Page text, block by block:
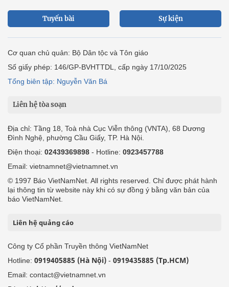
Tuyến bài Sự kiện
Cơ quan chủ quản: Bộ Dân tộc và Tôn giáo
Số giấy phép: 146/GP-BVHTTDL, cấp ngày 17/10/2025
Tổng biên tập: Nguyễn Văn Bá
Liên hệ tòa soạn
Địa chỉ: Tầng 18, Toà nhà Cục Viễn thông (VNTA), 68 Dương
Đình Nghệ, phường Cầu Giấy, TP. Hà Nội.
Điện thoại: 02439369898 - Hotline: 0923457788
Email: vietnamnet@vietnamnet.vn
© 1997 Báo VietNamNet. All rights reserved. Chỉ được phát hành
lại thông tin từ website này khi có sự đồng ý bằng văn bản của
báo VietNamNet.
Liên hệ quảng cáo
Công ty Cổ phần Truyền thông VietNamNet
Hotline: 0919405885 (Hà Nội) - 0919435885 (Tp.HCM)
Email: contact@vietnamnet.vn